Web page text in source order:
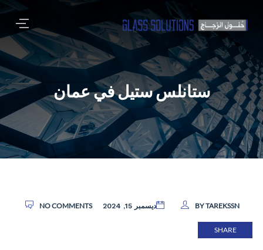
ستانلس ستيل في عمان
BY TAREKSSN ديسمبر 15, 2024 NO COMMENTS
SHARE